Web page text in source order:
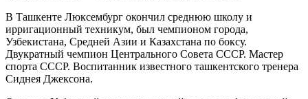
В Ташкенте Люксембург окончил среднюю школу и
ирригационный техникум, был чемпионом города,
Узбекистана, Средней Азии и Казахстана по боксу.
Двукратный чемпион Центрального Совета СССР. Мастер
спорта СССР. Воспитанник известного ташкентского тренера
Сиднея Джексона.